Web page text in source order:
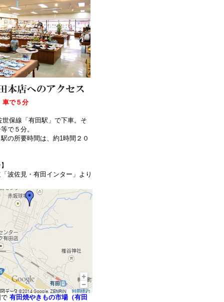
車で５分
世保線「有田駅」で下車。そ
で５分。
の所要時間は、約1時間２０
波佐見・有田インター」より
有田焼やきもの市場（有田